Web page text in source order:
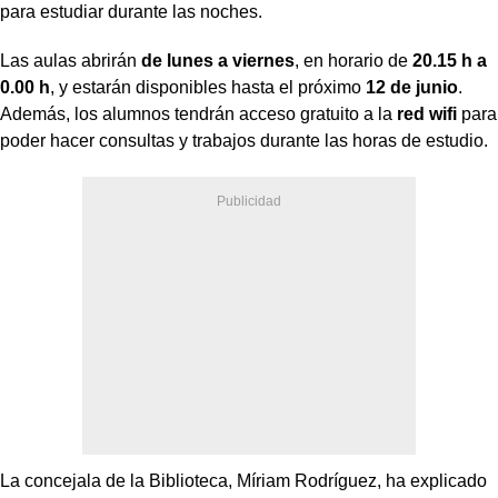
para estudiar durante las noches.
Las aulas abrirán de lunes a viernes, en horario de 20.15 h a
0.00 h, y estarán disponibles hasta el próximo 12 de junio.
Además, los alumnos tendrán acceso gratuito a la red wifi para
poder hacer consultas y trabajos durante las horas de estudio.
La concejala de la Biblioteca, Míriam Rodríguez, ha explicado